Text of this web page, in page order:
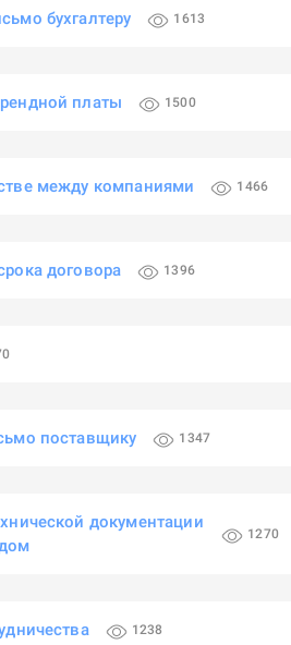
бухгалтеру 1613
платы 1500
между компаниями 1466
договора 1396
поставщику 1347
документации
1270
1238